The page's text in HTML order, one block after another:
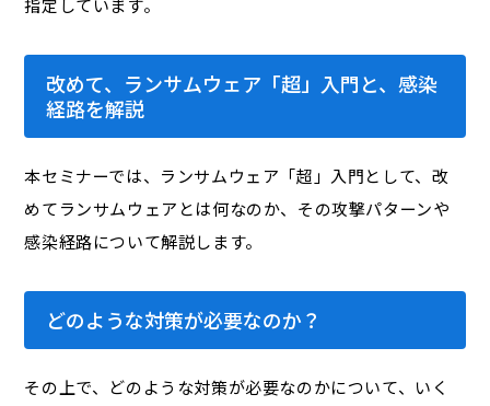
改めて、ランサムウェア「超」入門と、感染
経路を解説
本セミナーでは、ランサムウェア「超」入門として、改
めてランサムウェアとは何なのか、その攻撃パターンや
感染経路について解説します。
どのような対策が必要なのか？
その上で、どのような対策が必要なのかについて、いく